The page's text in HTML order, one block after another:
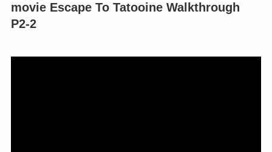
movie Escape To Tatooine Walkthrough
P2-2